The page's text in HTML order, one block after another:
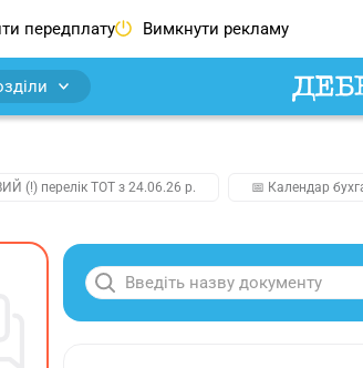
передплату Вимкнути рекламу
(!) перелік ТОТ з 24.06.26 р. 📅 Календар